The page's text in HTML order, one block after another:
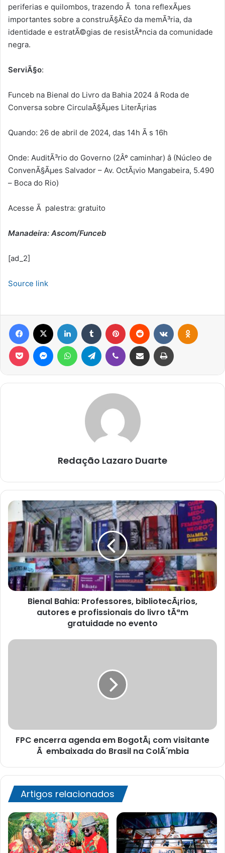
periferias e quilombos, trazendo Ã tona reflexÃµes
importantes sobre a construÃ§Ã£o da memÃ³ria, da
identidade e estratÃ©gias de resistÃªncia da comunidade
negra.
ServiÃ§o:
Funceb na Bienal do Livro da Bahia 2024 â Roda de
Conversa sobre CirculaÃ§Ãµes LiterÃ¡rias
Quando: 26 de abril de 2024, das 14h Ã s 16h
Onde: AuditÃ³rio do Governo (2Âº caminhar) â (Núcleo de
ConvenÃ§Ãµes Salvador – Av. OctÃ¡vio Mangabeira, 5.490
– Boca do Rio)
Acesse Ã palestra: gratuito
Manadeira: Ascom/Funceb
[ad_2]
Source link
Facebook Linkedin Tumblr Pinterest Reddit
Pocket MessengerWhatsAppTelegram Viber Compartilhar via e-mail Imprimir
Redação Lazaro Duarte
Bienal
Bahia:
Professores,
bibliotecÃ¡rios,
autores
e
profissionais
do
livro
gratuidade
Bienal Bahia: Professores, bibliotecÃ¡rios,
autores e profissionais do livro tÃªm
gratuidade no evento
FPC
embaixada
FPC encerra agenda em BogotÃ¡ com visitante
Ã embaixada do Brasil na ColÃ´mbia
Artigos relacionados